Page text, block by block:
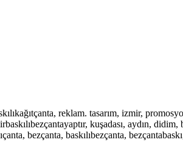
reklam. tasarım, izmir,
kuşadası, aydın,
bezçanta, baskılıbezçanta,